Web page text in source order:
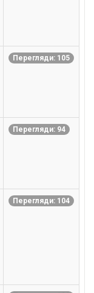
Перегляди: 105
Перегляди: 94
Перегляди: 104